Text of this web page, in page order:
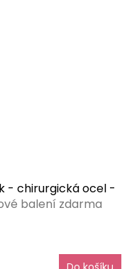
- chirurgická ocel -
balení zdarma